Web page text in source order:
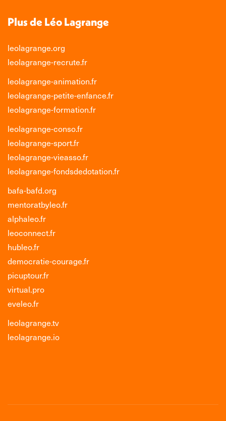
Plus de Léo Lagrange
leolagrange.org
leolagrange-recrute.fr
leolagrange-animation.fr
leolagrange-petite-enfance.fr
leolagrange-formation.fr
leolagrange-conso.fr
leolagrange-sport.fr
leolagrange-vieasso.fr
leolagrange-fondsdedotation.fr
bafa-bafd.org
mentoratbyleo.fr
alphaleo.fr
leoconnect.fr
hubleo.fr
democratie-courage.fr
picuptour.fr
virtual.pro
eveleo.fr
leolagrange.tv
leolagrange.io